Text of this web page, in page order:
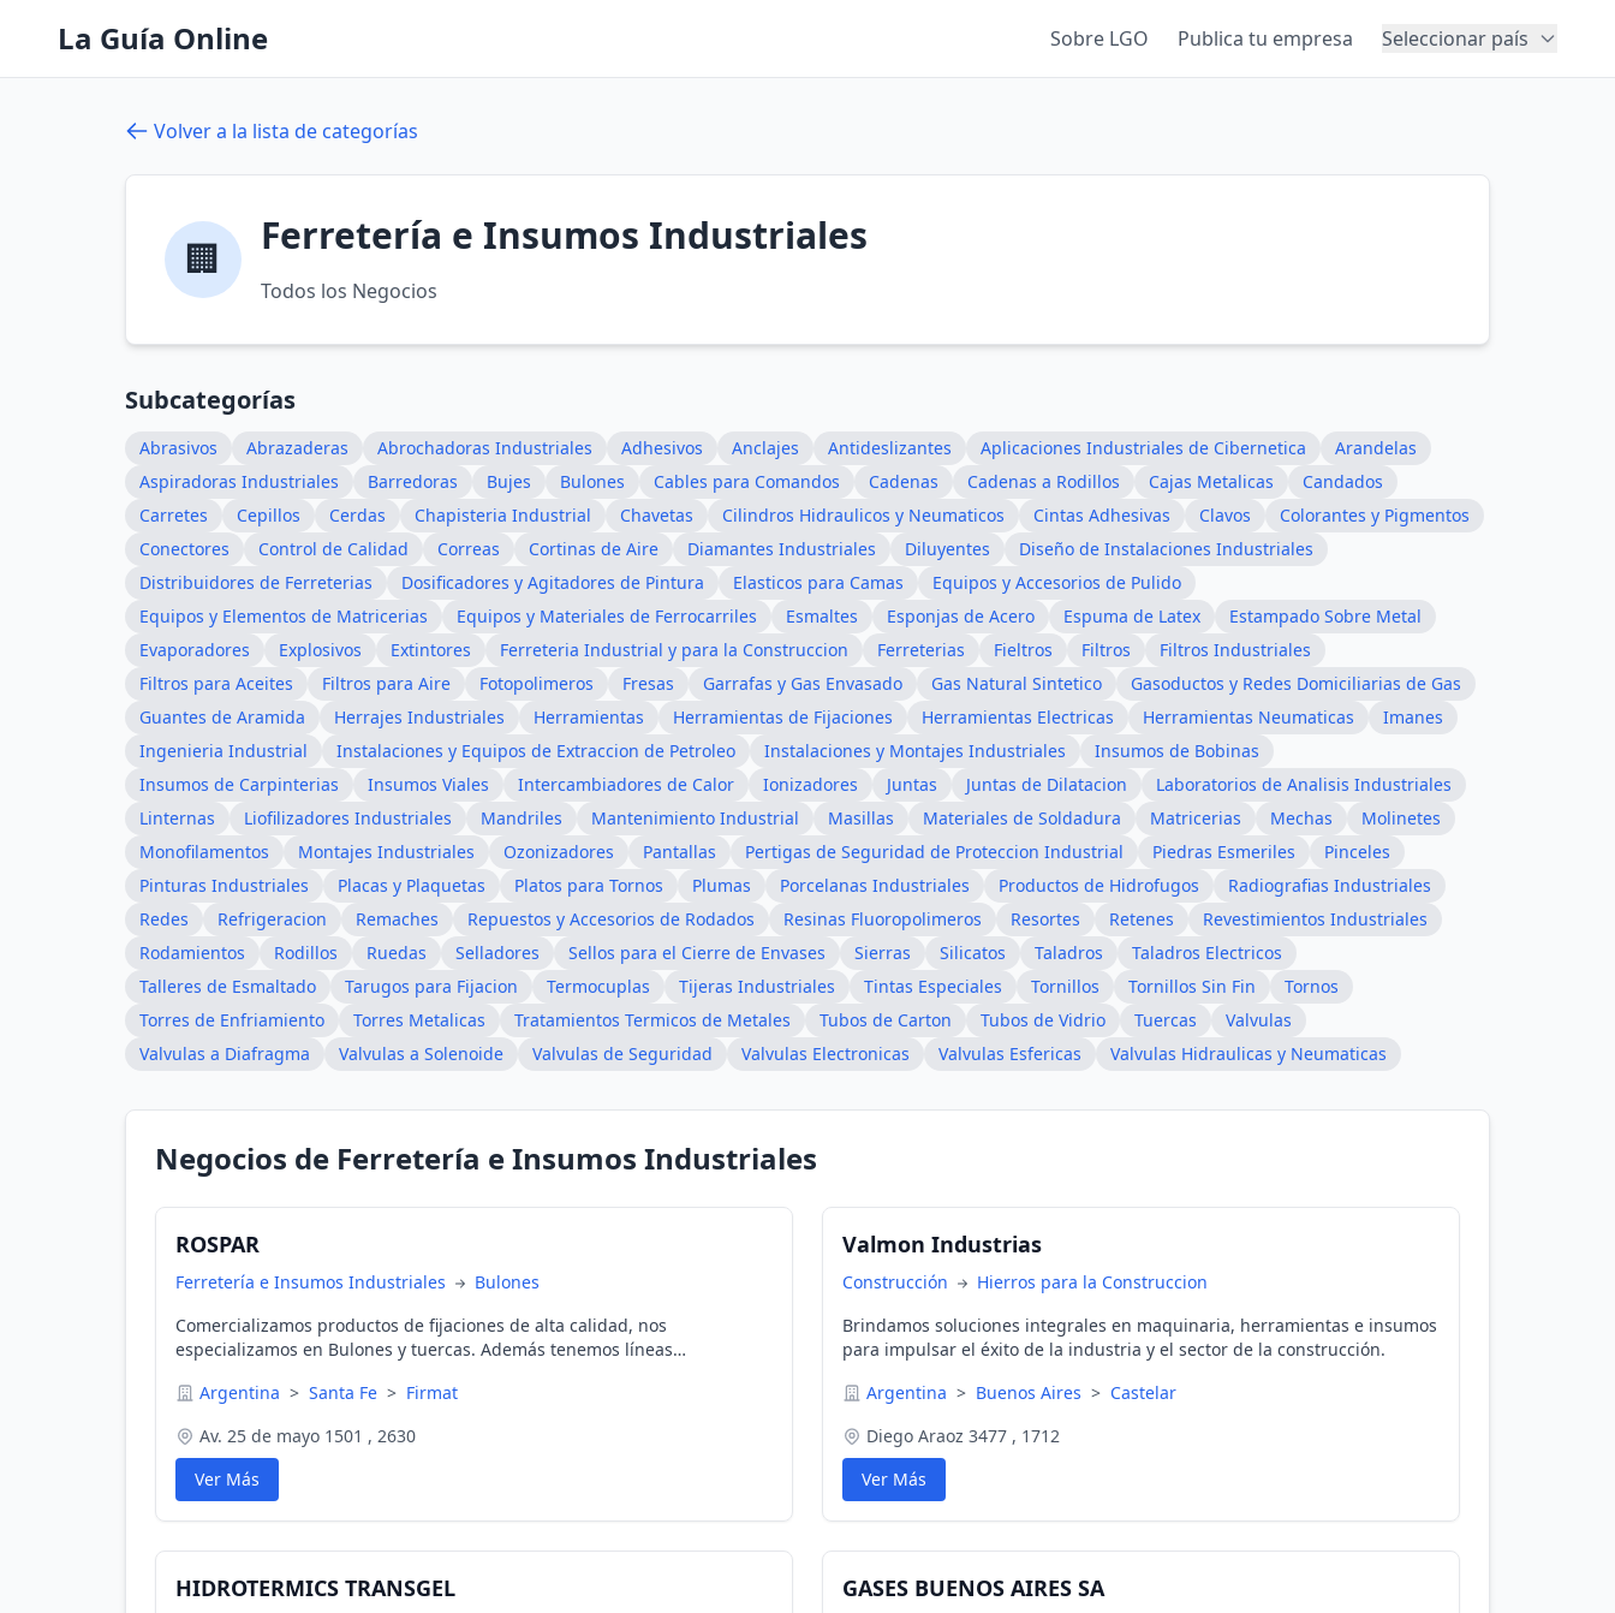
La Guía Online Sobre LGO Publica tu empresa Seleccionar país
Volver a la lista de categorías
🏢 Ferretería e Insumos Industriales
Todos los Negocios
Subcategorías
Abrasivos Abrazaderas Abrochadoras Industriales Adhesivos Anclajes Antideslizantes Aplicaciones Industriales de Cibernetica
Arandelas
Aspiradoras Industriales
Barredoras Bujes Bulones Cables para Comandos Cadenas Cadenas a Rodillos Cajas Metalicas
Candados
Carretes
Cepillos Cerdas Chapisteria Industrial Chavetas Cilindros Hidraulicos y Neumaticos Cintas Adhesivas Clavos
Colorantes y Pigmentos
Conectores
Control de Calidad Correas Cortinas de Aire Diamantes Industriales Diluyentes
Diseño de Instalaciones Industriales
Distribuidores de Ferreterias
Dosificadores y Agitadores de Pintura Elasticos para Camas
Equipos y Accesorios de Pulido
Equipos y Elementos de Matricerias
Equipos y Materiales de Ferrocarriles Esmaltes Esponjas de Acero Espuma de Latex
Estampado Sobre Metal
Evaporadores
Explosivos Extintores Ferreteria Industrial y para la Construccion Ferreterias Fieltros Filtros
Filtros Industriales
Filtros para Aceites
Filtros para Aire Fotopolimeros Fresas Garrafas y Gas Envasado Gas Natural Sintetico
Gasoductos y Redes Domiciliarias de Gas
Guantes de Aramida
Herrajes Industriales Herramientas Herramientas de Fijaciones Herramientas Electricas Herramientas Neumaticas
Imanes
Ingenieria Industrial
Instalaciones y Equipos de Extraccion de Petroleo Instalaciones y Montajes Industriales
Insumos de Bobinas
Insumos de Carpinterias
Insumos Viales Intercambiadores de Calor Ionizadores Juntas Juntas de Dilatacion
Laboratorios de Analisis Industriales
Linternas
Liofilizadores Industriales Mandriles Mantenimiento Industrial Masillas Materiales de Soldadura Matricerias Mechas
Molinetes
Monofilamentos
Montajes Industriales Ozonizadores Pantallas Pertigas de Seguridad de Proteccion Industrial Piedras Esmeriles
Pinceles
Pinturas Industriales
Placas y Plaquetas Platos para Tornos Plumas Porcelanas Industriales Productos de Hidrofugos
Radiografias Industriales
Redes
Refrigeracion Remaches Repuestos y Accesorios de Rodados Resinas Fluoropolimeros Resortes Retenes
Revestimientos Industriales
Rodamientos
Rodillos Ruedas Selladores Sellos para el Cierre de Envases Sierras Silicatos Taladros
Taladros Electricos
Talleres de Esmaltado
Tarugos para Fijacion Termocuplas Tijeras Industriales Tintas Especiales Tornillos Tornillos Sin Fin
Tornos
Torres de Enfriamiento
Torres Metalicas Tratamientos Termicos de Metales Tubos de Carton Tubos de Vidrio Tuercas
Valvulas
Valvulas a Diafragma
Valvulas a Solenoide Valvulas de Seguridad Valvulas Electronicas Valvulas Esfericas Valvulas Hidraulicas y Neumaticas
Negocios de Ferretería e Insumos Industriales
ROSPAR
Ferretería e Insumos Industriales
Bulones
Comercializamos productos de fijaciones de alta calidad, nos
especializamos en Bulones y tuercas. Además tenemos líneas
Chavetas, Espinas, Ganchos, Grampas, Prisioneros, Tornillos, Trefilados,
Argentina > Santa Fe > Firmat
Av. 25 de mayo 1501 , 2630
Ver Más
Valmon Industrias
Construcción
Hierros para la Construccion
Brindamos soluciones integrales en maquinaria, herramientas e insumos
para impulsar el éxito de la industria y el sector de la construcción.
Argentina > Buenos Aires > Castelar
Diego Araoz 3477 , 1712
Ver Más
HIDROTERMICS TRANSGEL GASES BUENOS AIRES SA